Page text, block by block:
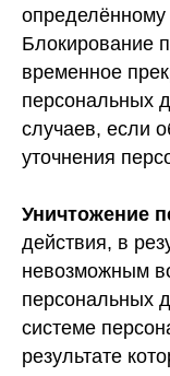
определённому
Блокирование
временное
персональных
случаев, если
уточнения
Уничтожение
действия, в
невозможным
персональных
системе
результате